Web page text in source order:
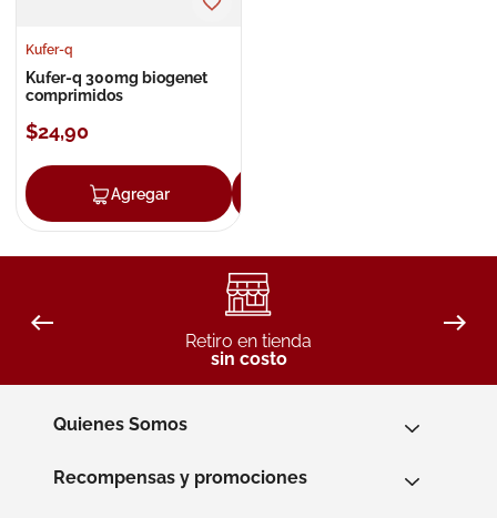
Kufer-q
Kufer-q 300mg biogenet
comprimidos
$24,90
Agregar
Retiro en tienda
sin costo
Quienes Somos
Recompensas y promociones